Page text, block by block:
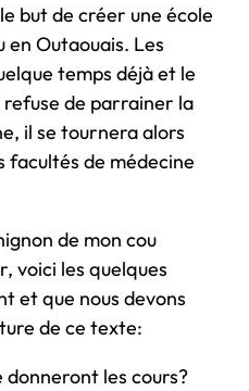
but de créer une école
en Outaouais. Les
temps déjà et le
de parrainer la
il se tournera alors
facultés de médecine
de mon cou
voici les quelques
et que nous devons
de ce texte:
donneront les cours?